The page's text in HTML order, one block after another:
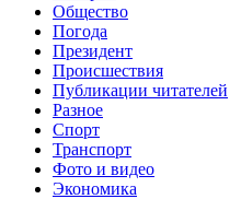
Общество
Погода
Президент
Происшествия
Публикации читателей
Разное
Спорт
Транспорт
Фото и видео
Экономика